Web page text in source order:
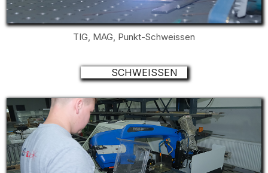
TIG, MAG, Punkt-Schweissen
SCHWEISSEN